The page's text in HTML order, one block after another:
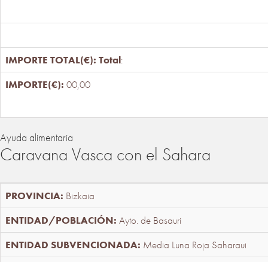
Total:
00,00
Ayuda alimentaria
Caravana Vasca con el Sahara
Bizkaia
Ayto. de Basauri
Media Luna Roja Saharaui